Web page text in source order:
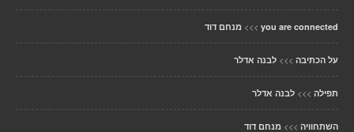
you are connected
>>> מנחם דוד
על הכתיבה >>> לבנה אדלר
תפילה >>> לבנה אדלר
השתחוויה >>> מנחם דוד